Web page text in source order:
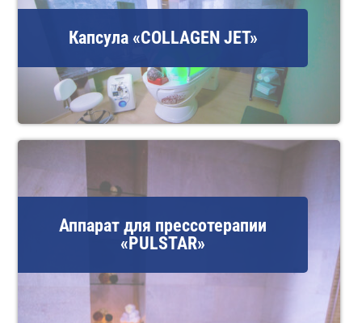
Капсула «COLLAGEN JET»
Аппарат для прессотерапии
«PULSTAR»